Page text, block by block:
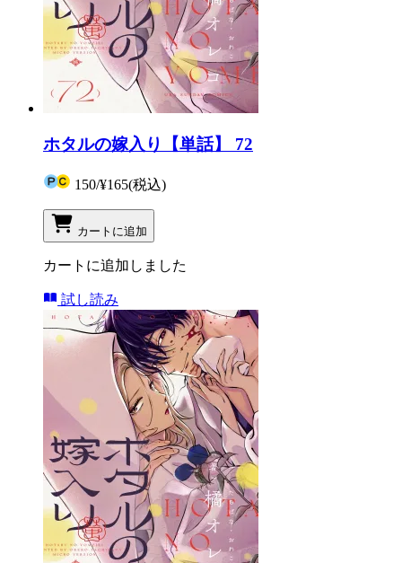
ホタルの嫁入り【単話】 72
150/¥165(税込)
カートに追加
カートに追加しました
試し読み